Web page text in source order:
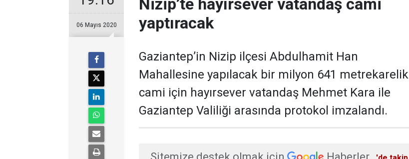
06 Mayıs 2020
Nizip’te hayırsever vatandaş cami
yaptıracak
​Gaziantep’in Nizip ilçesi Abdulhamit Han
Mahallesine yapılacak bir milyon 641 metrekarelik
cami için hayırsever vatandaş Mehmet Kara ile
Gaziantep Valiliği arasında protokol imzalandı.